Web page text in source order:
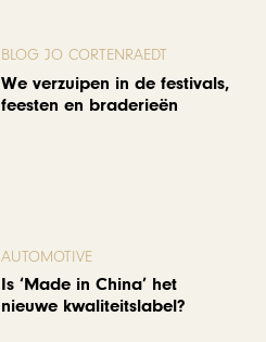
BLOG JO CORTENRAEDT
We verzuipen in de festivals,
feesten en braderieën
AUTOMOTIVE
Is ‘Made in China’ het
nieuwe kwaliteitslabel?